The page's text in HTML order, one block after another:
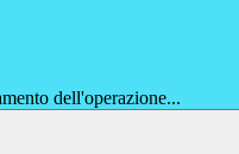
dell'operazione...